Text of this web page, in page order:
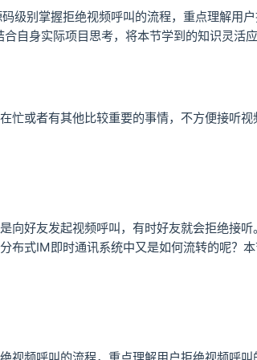
级别掌握拒绝视频呼叫的流程，重点理解用
自身实际项目思考，将本节学到的知识灵活应
忙或者有其他比较重要的事情，不方便接听
向好友发起视频呼叫，有时好友就会拒绝接
布式IM即时通讯系统中又是如何流转的呢？